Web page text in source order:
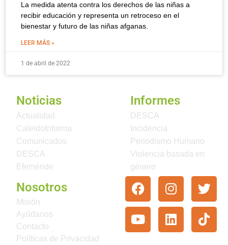
La medida atenta contra los derechos de las niñas a
recibir educación y representa un retroceso en el
bienestar y futuro de las niñas afganas.
LEER MÁS »
1 de abril de 2022
Noticias
Actualidad
CaleidoInforma
Comunicados
DESCA
Efeméride
Informes
DESCA
Incidencia
Periodismo Humano
Violencia basada en
género
Nosotros
Misión
Ayúdanos
Contacto
Políticas de Privacidad